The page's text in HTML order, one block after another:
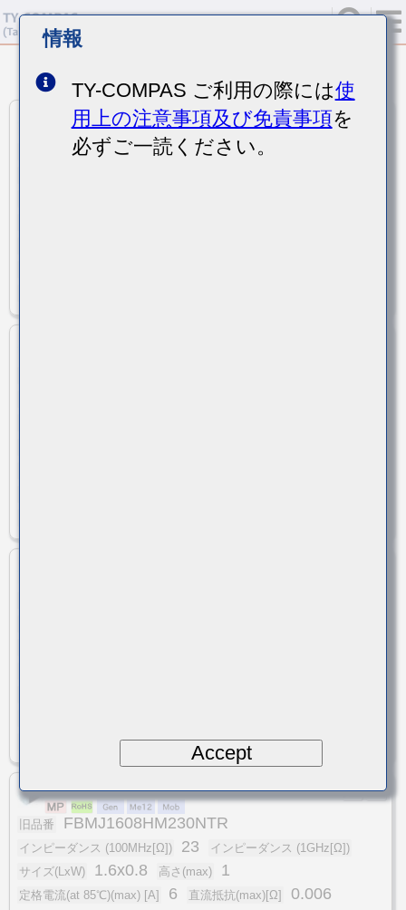
< 寸法単位:mm
LSMCC160808T220NGR
FBMJ1608HS220NTR
ケースサイズ(EIA/JIS) 0603/1608
LSMCA160808T230NGR
旧品番 FBMJ1608HM230NTR
インピーダンス (100MHz[Ω]) 23
インピーダンス (1GHz[Ω])
サイズ(LxW)
1.6x0.8 高さ(max) 1
定格電流(at 85℃)(max) [A] 6 直流抵抗(max)[Ω] 0.006
情報
TY-COMPAS ご利用の際には使
用上の注意事項及び免責事項を
必ずご一読ください。
Accept